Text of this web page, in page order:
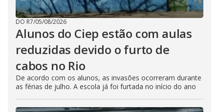
DO R7/05/08/2026
Alunos do Ciep estão com aulas
reduzidas devido o furto de
cabos no Rio
De acordo com os alunos, as invasões ocorreram durante
as férias de julho. A escola já foi furtada no início do ano